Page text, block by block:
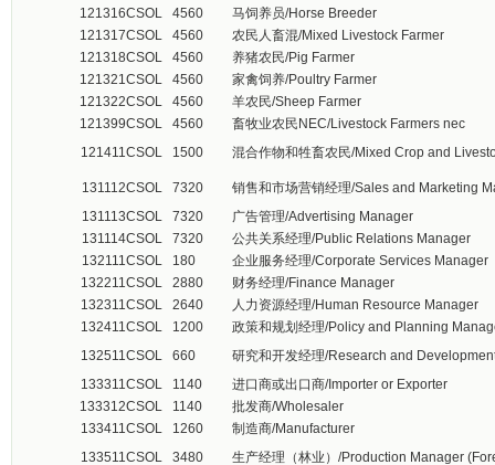
121316CSOL 4560
马饲养员/Horse Breeder
121317CSOL 4560
农民人畜混/Mixed Livestock Farmer
121318CSOL 4560
养猪农民/Pig Farmer
121321CSOL 4560
家禽饲养/Poultry Farmer
121322CSOL 4560
羊农民/Sheep Farmer
121399CSOL 4560
畜牧业农民NEC/Livestock Farmers nec
121411CSOL 1500 混合作物和牲畜农民/Mixed Crop and
131112CSOL 7320
销售和市场营销经理/Sales and Marketing
131113CSOL 7320
广告管理/Advertising Manager
131114CSOL 7320
公共关系经理/Public Relations Manager
132111CSOL 180
企业服务经理/Corporate Services Manager
132211CSOL 2880
财务经理/Finance Manager
132311CSOL 2640
人力资源经理/Human Resource Manager
132411CSOL 1200
政策和规划经理/Policy and Planning
132511CSOL 660
研究和开发经理/Research and
133311CSOL 1140
进口商或出口商/Importer or Exporter
133312CSOL 1140
批发商/Wholesaler
133411CSOL 1260
制造商/Manufacturer
133511CSOL 3480 生产经理（林业）/Production Manager